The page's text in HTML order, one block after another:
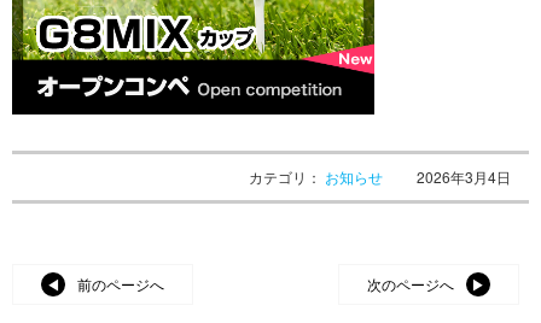
カテゴリ： お知らせ 2026年3月4日
前のページへ 次のページへ